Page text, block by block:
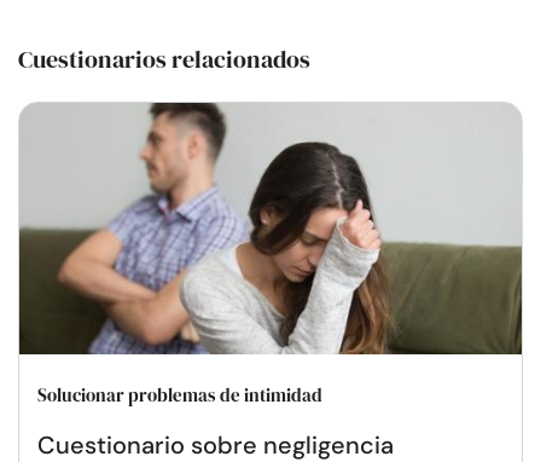
Cuestionarios relacionados
Solucionar problemas de intimidad
Cuestionario sobre negligencia